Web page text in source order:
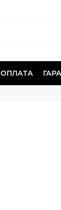
ОПЛАТА